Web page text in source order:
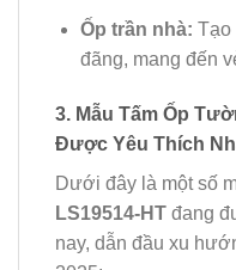
Ốp trần nhà: Tạo
đãng, mang đến
3. Mẫu Tấm Ốp
Được Yêu Thích
Dưới đây là một số
LS19514-HT đang
nay, dẫn đầu xu